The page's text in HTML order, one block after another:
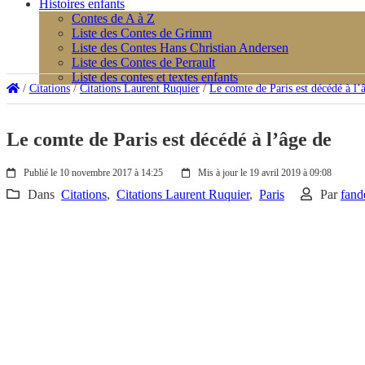
Histoires enfants
Contes de A à Z
Liste des Contes de Grimm
Liste des Contes Hans Christian Andersen
Liste des Contes de Perrault
Liste des contes et textes enfants
/ Citations/Citations Laurent Ruquier/Le comte de Paris est décédé à
Le comte de Paris est décédé à l’âge de
Publié le 10 novembre 2017 à 14:25 Mis à jour le 19 avril 2019 à 09:08
Dans Citations, Citations Laurent Ruquier, Paris Par